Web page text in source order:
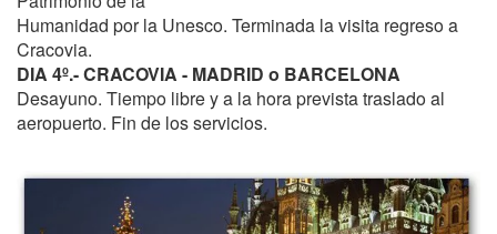
Humanidad por la Unesco. Terminada la visita regreso a
Cracovia.
DIA 4º.- CRACOVIA - MADRID o BARCELONA
Desayuno. Tiempo libre y a la hora prevista traslado al
aeropuerto. Fin de los servicios.